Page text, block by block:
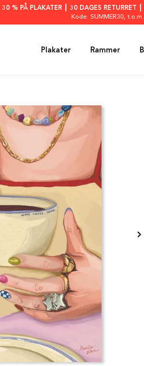
% PÅ PLAKATER ┃ 30 DAGES RETURRET
Kode: SUMMER30,
Plakater Rammer